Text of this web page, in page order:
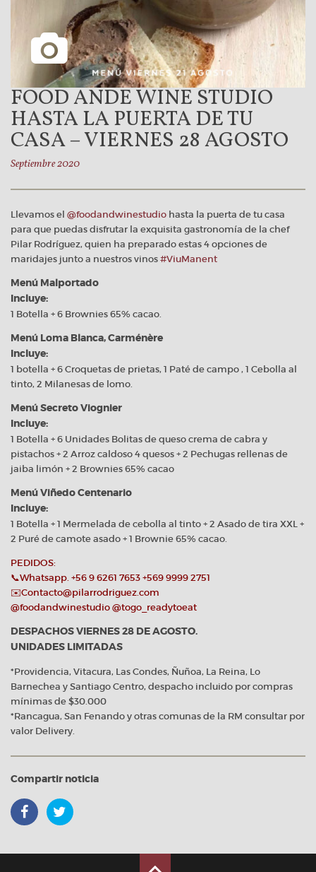
FOOD ANDE WINE STUDIO
HASTA LA PUERTA DE TU
CASA – VIERNES 28 AGOSTO
Septiembre 2020
Llevamos el @foodandwinestudio hasta la puerta de tu casa
para que puedas disfrutar la exquisita gastronomía de la chef
Pilar Rodríguez, quien ha preparado estas 4 opciones de
maridajes junto a nuestros vinos#ViuManent
Menú Malportado
Incluye:
1 Botella + 6 Brownies 65% cacao.
Menú Loma Blanca, Carménère
Incluye:
1 botella + 6 Croquetas de prietas, 1 Paté de campo , 1 Cebolla al
tinto, 2 Milanesas de lomo.
Menú Secreto Viognier
Incluye:
1 Botella + 6 Unidades Bolitas de queso crema de cabra y
pistachos + 2 Arroz caldoso 4 quesos + 2 Pechugas rellenas de
jaiba limón + 2 Brownies 65% cacao
Menú Viñedo Centenario
Incluye:
1 Botella + 1 Mermelada de cebolla al tinto + 2 Asado de tira XXL +
2 Puré de camote asado + 1 Brownie 65% cacao.
PEDIDOS:
📞Whatsapp. +56 9 6261 7653 +569 9999 2751
✉️Contacto@pilarrodriguez.com
@foodandwinestudio@togo_readytoeat
DESPACHOS VIERNES 28 DE AGOSTO.
UNIDADES LIMITADAS
*Providencia, Vitacura, Las Condes, Ñuñoa, La Reina, Lo
Barnechea y Santiago Centro, despacho incluido por compras
mínimas de $30.000
*Rancagua, San Fenando y otras comunas de la RM consultar por
valor Delivery.
Compartir noticia